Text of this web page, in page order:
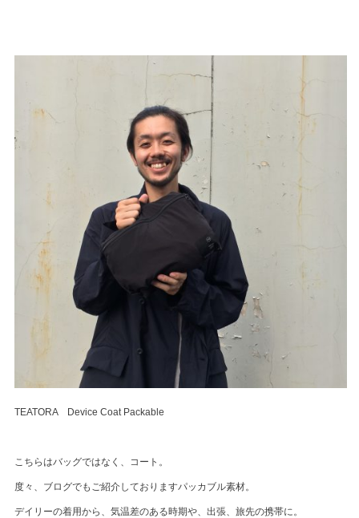
TEATORA Device Coat Packable
こちらはバッグではなく、コート。
度々、ブログでもご紹介しておりますパッカブル素材。
デイリーの着用から、気温差のある時期や、出張、旅先の携帯に。